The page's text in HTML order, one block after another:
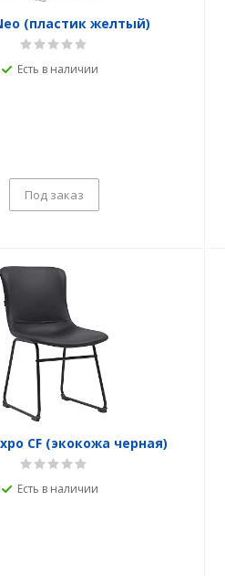
(пластик желтый)
Есть в наличии
Под заказ
CF (экокожа черная)
Есть в наличии